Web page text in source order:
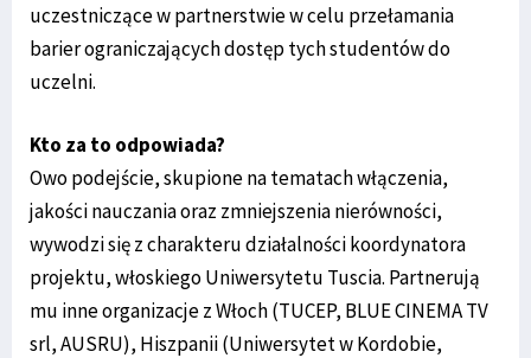
uczestniczące w partnerstwie w celu przełamania
barier ograniczających dostęp tych studentów do
uczelni.
Kto za to odpowiada?
Owo podejście, skupione na tematach włączenia,
jakości nauczania oraz zmniejszenia nierówności,
wywodzi się z charakteru działalności koordynatora
projektu, włoskiego Uniwersytetu Tuscia. Partnerują
mu inne organizacje z Włoch (TUCEP, BLUE CINEMA TV
srl, AUSRU), Hiszpanii (Uniwersytet w Kordobie,